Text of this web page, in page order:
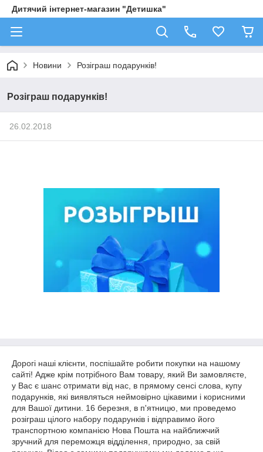
Дитячий інтернет-магазин "Детишка"
Новини Розіграш подарунків!
Розіграш подарунків!
26.02.2018
Дорогі наші клієнти, поспішайте робити покупки на нашому
сайті! Адже крім потрібного Вам товару, який Ви замовляєте,
у Вас є шанс отримати від нас, в прямому сенсі слова, купу
подарунків, які виявляться неймовірно цікавими і корисними
для Вашої дитини. 16 березня, в п'ятницю, ми проведемо
розіграш цілого набору подарунків і відправимо його
транспортною компанією Нова Пошта на найближчий
зручний для переможця відділення, природно, за свій